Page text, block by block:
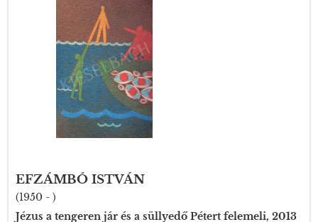
EFZÁMBÓ ISTVÁN
(1950 - )
Jézus a tengeren jár és a süllyedő Pétert felemeli, 2013